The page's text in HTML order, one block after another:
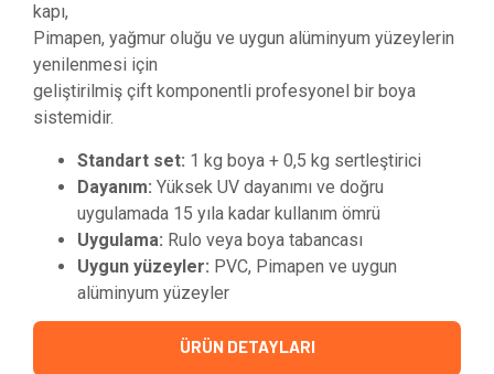
kapı,
Pimapen, yağmur oluğu ve uygun alüminyum yüzeylerin
yenilenmesi için
geliştirilmiş çift komponentli profesyonel bir boya
sistemidir.
Standart set: 1 kg boya + 0,5 kg sertleştirici
Dayanım: Yüksek UV dayanımı ve doğru
uygulamada 15 yıla kadar kullanım ömrü
Uygulama: Rulo veya boya tabancası
Uygun yüzeyler: PVC, Pimapen ve uygun
alüminyum yüzeyler
ÜRÜN DETAYLARI